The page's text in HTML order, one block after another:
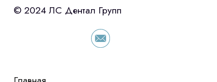
«Уралпромлизинг» подберем выгодные
условия по лизингу оборудования,
просто оставьте контакты чтобы мы
сориентировали по условиям